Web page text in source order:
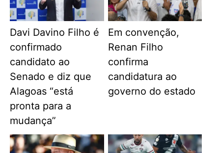
Davi Davino Filho é
confirmado
candidato ao
Senado e diz que
Alagoas “está
pronta para a
mudança”
Em convenção,
Renan Filho
confirma
candidatura ao
governo do estado